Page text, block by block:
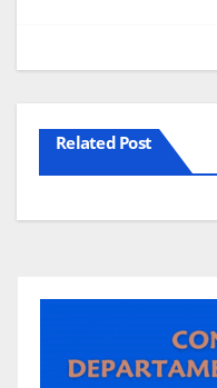
Related Post